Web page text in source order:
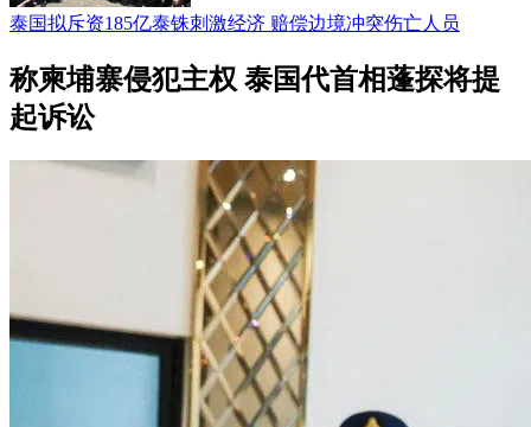
泰国拟斥资185亿泰铢刺激经济 赔偿边境冲突伤亡人员
称柬埔寨侵犯主权 泰国代首相蓬探将提
起诉讼